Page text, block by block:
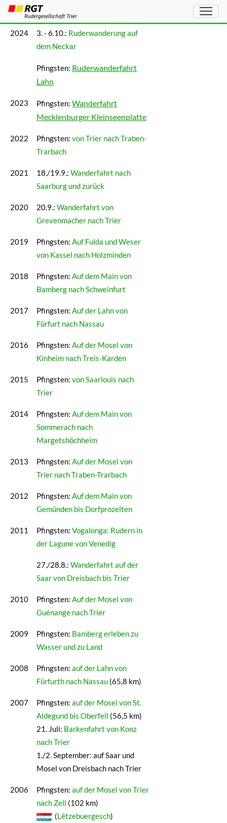
Wanderrudern
2024 3. - 6.10.: Ruderwanderung auf
dem Neckar
Pfingsten: Ruderwanderfahrt
Lahn
2023 Pfingsten: Wanderfahrt
Mecklenburger Kleinseenplatte
2022 Pfingsten: von Trier nach Traben-
Trarbach
2021 18./19.9.: Wanderfahrt nach
Saarburg und zurück
2020 20.9.: Wanderfahrt von
Grevenmacher nach Trier
2019 Pfingsten: Auf Fulda und Weser
von Kassel nach Holzminden
2018 Pfingsten: Auf dem Main von
Bamberg nach Schweinfurt
2017 Pfingsten: Auf der Lahn von
Fürfurt nach Nassau
2016 Pfingsten: Auf der Mosel von
Kinheim nach Treis-Karden
2015 Pfingsten: von Saarlouis nach
Trier
2014 Pfingsten: Auf dem Main von
Sommerach nach
Margetshöchheim
2013 Pfingsten: Auf der Mosel von
Trier nach Traben-Trarbach
2012 Pfingsten: Auf dem Main von
Gemünden bis Dorfprozelten
2011 Pfingsten: Vogalonga: Rudern in
der Lagune von Venedig
27./28.8.: Wanderfahrt auf der
Saar von Dreisbach bis Trier
2010 Pfingsten: Auf der Mosel von
Guénange nach Trier
2009 Pfingsten: Bamberg erleben zu
Wasser und zu Land
2008 Pfingsten: auf der Lahn von
Fürfurth nach Nassau (65,8 km)
2007 Pfingsten: auf der Mosel von St.
Aldegund bis Oberfell (56,5 km)
21. Juli: Barkenfahrt von Konz
nach Trier
1./2. September: auf Saar und
Mosel von Dreisbach nach Trier
2006 Pfingsten: auf der Mosel von Trier
nach Zell (102 km)
(Lëtzebuergesch)